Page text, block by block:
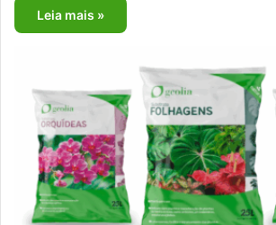
Leia mais »